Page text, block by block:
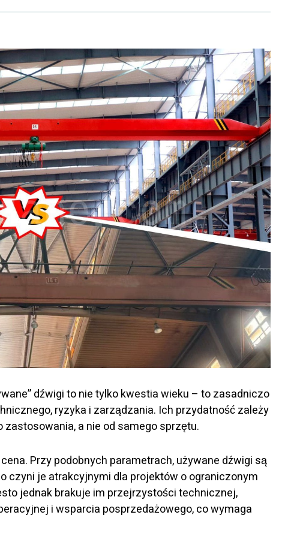
dźwigi to nie tylko kwestia wieku – to zasadniczo
ryzyka i zarządzania. Ich przydatność zależy
a nie od samego sprzętu.
Przy podobnych parametrach, używane dźwigi są
czyni je atrakcyjnymi dla projektów o ograniczonym
jednak brakuje im przejrzystości technicznej,
i wsparcia posprzedażowego, co wymaga